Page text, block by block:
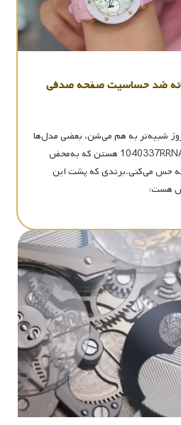
ضد حساسیت صفحه صدفی
شبیه‌تر به هم می‌شن، بعضی مدل‌ها
مثل ساعت زنانه ادوکس 1040337RRNAIR هستن که به‌محض
حس می‌کنی.برندی که پشت این
هست؛